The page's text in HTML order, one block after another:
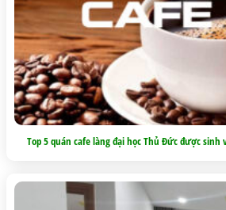
Top 5 quán cafe làng đại học Thủ Đức được